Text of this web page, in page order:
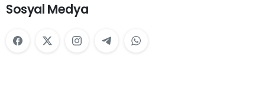
Sosyal Medya